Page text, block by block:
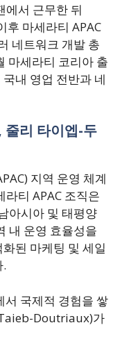
에서 근무한 뒤
후 마세라티 APAC
네트워크 개발 총
마세라티 코리아 출
내 영업 전반과 네
줄리 타이엡-두
지역 운영 체계
티 APAC 조직은
아시아 및 태평양
내 운영 효율성을
된 마케팅 및 세일
서 국제적 경험을 쌓
Doutriaux)가